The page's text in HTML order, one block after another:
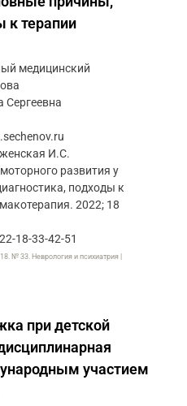
к терапии
медицинский
Сергеевна
И.С.
развития у
подходы к
2022; 18
18-33-42-51
№ 33. Неврология и психиатрия |
при детской
участием